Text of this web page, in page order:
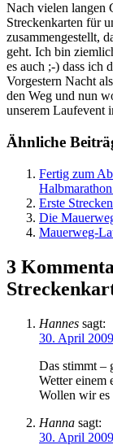
Nach vielen langen
Streckenkarten für
zusammengestellt,
geht. Ich bin
es auch ;-) dass ich
Vorgestern Nacht
den Weg und nun
unserem Laufevent
Ähnliche
Fertig zum
Erste
Die
Mauerweg-
3
Hannes sagt:
30. April
Das stimmt –
Wetter einem
Wollen wir
Hanna sagt:
30. April